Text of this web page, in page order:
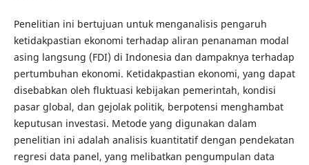
Penelitian ini bertujuan untuk menganalisis pengaruh
ketidakpastian ekonomi terhadap aliran penanaman modal
asing langsung (FDI) di Indonesia dan dampaknya terhadap
pertumbuhan ekonomi. Ketidakpastian ekonomi, yang dapat
disebabkan oleh fluktuasi kebijakan pemerintah, kondisi
pasar global, dan gejolak politik, berpotensi menghambat
keputusan investasi. Metode yang digunakan dalam
penelitian ini adalah analisis kuantitatif dengan pendekatan
regresi data panel, yang melibatkan pengumpulan data